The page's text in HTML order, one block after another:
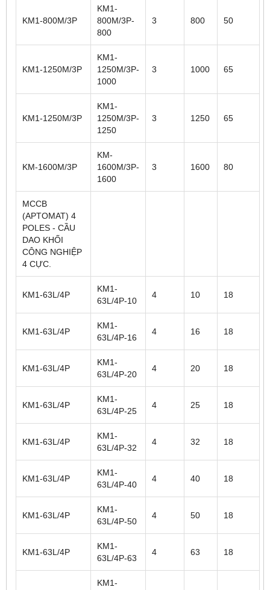
KM1-800M/3P
KM1-
800M/3P-
800
3 800 50
KM1-1250M/3P
KM1-
1250M/3P-
1000
3 1000 65
KM1-1250M/3P
KM1-
1250M/3P-
1250
3 1250 65
KM-1600M/3P
KM-
1600M/3P-
1600
3 1600 80
MCCB
(APTOMAT) 4
POLES - CẦU
DAO KHỐI
CÔNG NGHIỆP
4 CỰC.
KM1-63L/4P
KM1-
63L/4P-10
4 10 18
KM1-63L/4P
KM1-
63L/4P-16
4 16 18
KM1-63L/4P
KM1-
63L/4P-20
4 20 18
KM1-63L/4P
KM1-
63L/4P-25
4 25 18
KM1-63L/4P
KM1-
63L/4P-32
4 32 18
KM1-63L/4P
KM1-
63L/4P-40
4 40 18
KM1-63L/4P
KM1-
63L/4P-50
4 50 18
KM1-63L/4P
KM1-
63L/4P-63
4 63 18
KM1-